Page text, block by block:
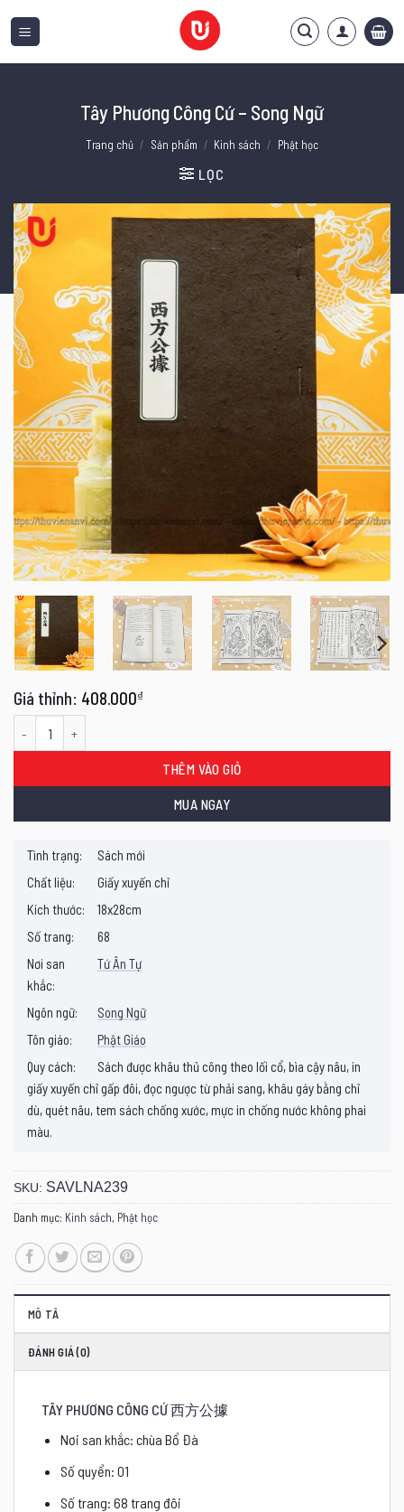
qua
Tây Phương Công Cứ – Song Ngữ
Trang chủ / Sản phẩm / Kinh sách / Phật học
LỌC
408.000₫
THÊM VÀO GIỎ
MUA NGAY
Tình trạng:
Sách mới
Chất liệu:
Giấy xuyến chỉ
Kích thước:
18x28cm
Số trang:
68
Nơi san
khắc:
Tứ Ân Tự
Ngôn ngữ:
Song Ngữ
Tôn giáo:
Phật Giáo
Quy cách:
Sách được khâu thủ công theo lối cổ, bìa cậy nâu, in
giấy xuyến chỉ gấp đôi, đọc ngược từ phải sang, khâu gáy bằng chỉ
dù, quét nâu, tem sách chống xước, mực in chống nước không phai
màu.
SKU: SAVLNA239
Danh mục: Kinh sách, Phật học
MÔ TẢ
ĐÁNH GIÁ (0)
TÂY PHƯƠNG CÔNG CỨ 西方公據
Nơi san khắc: chùa Bổ Đà
Số quyển: 01
Số trang: 68 trang đôi